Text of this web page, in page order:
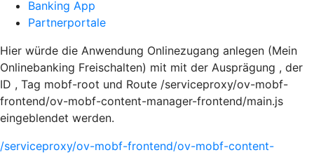
Banking App
Partnerportale
Hier würde die Anwendung Onlinezugang anlegen (Mein
Onlinebanking Freischalten) mit mit der Ausprägung , der
ID , Tag mobf-root und Route /serviceproxy/ov-mobf-
frontend/ov-mobf-content-manager-frontend/main.js
eingeblendet werden.
/serviceproxy/ov-mobf-frontend/ov-mobf-content-